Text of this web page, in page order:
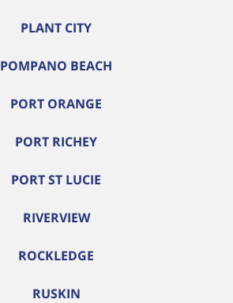
PLANT CITY
POMPANO BEACH
PORT ORANGE
PORT RICHEY
PORT ST LUCIE
RIVERVIEW
ROCKLEDGE
RUSKIN